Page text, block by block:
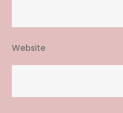
Website